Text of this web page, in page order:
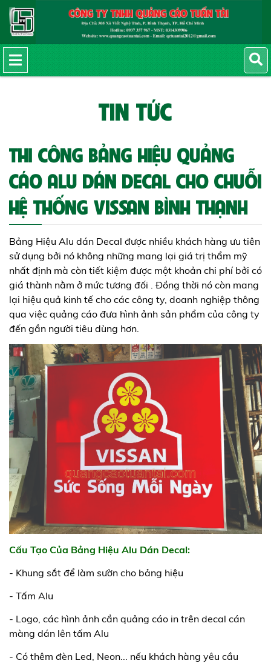
TIN TỨC
THI CÔNG BẢNG HIỆU QUẢNG
CÁO ALU DÁN DECAL CHO CHUỖI
HỆ THỐNG VISSAN BÌNH THẠNH
Bảng Hiệu Alu dán Decal được nhiều khách hàng ưu tiên
sử dụng bởi nó không những mang lại giá trị thẩm mỹ
nhất định mà còn tiết kiệm được một khoản chi phí bởi có
giá thành nằm ở mức tương đối . Đồng thời nó còn mang
lại hiệu quả kinh tế cho các công ty, doanh nghiệp thông
qua việc quảng cáo đưa hình ảnh sản phẩm của công ty
đến gần người tiêu dùng hơn.
Cấu Tạo Của Bảng Hiệu Alu Dán Decal:
- Khung sắt để làm sườn cho bảng hiệu
- Tấm Alu
- Logo, các hình ảnh cần quảng cáo in trên decal cán
màng dán lên tấm Alu
- Có thêm đèn Led, Neon... nếu khách hàng yêu cầu